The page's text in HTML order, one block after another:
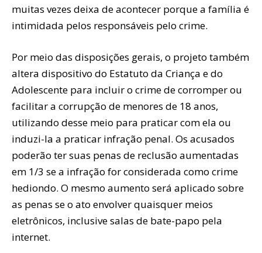
muitas vezes deixa de acontecer porque a família é
intimidada pelos responsáveis pelo crime.
Por meio das disposições gerais, o projeto também
altera dispositivo do Estatuto da Criança e do
Adolescente para incluir o crime de corromper ou
facilitar a corrupção de menores de 18 anos,
utilizando desse meio para praticar com ela ou
induzi-la a praticar infração penal. Os acusados
poderão ter suas penas de reclusão aumentadas
em 1/3 se a infração for considerada como crime
hediondo. O mesmo aumento será aplicado sobre
as penas se o ato envolver quaisquer meios
eletrônicos, inclusive salas de bate-papo pela
internet.